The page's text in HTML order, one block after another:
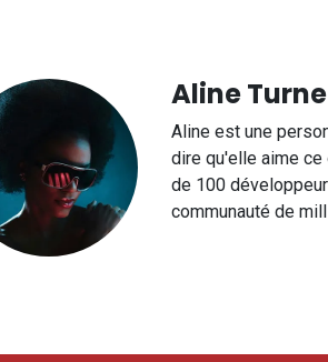
Aline
Aline est une
dire qu'elle aime
de 100
communauté de